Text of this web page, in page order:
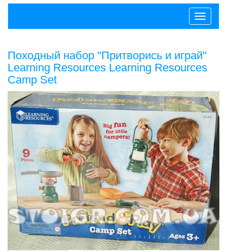
Меню
Походный набор "Притворись и играй"
Learning Resources Learning Resources
Camp Set